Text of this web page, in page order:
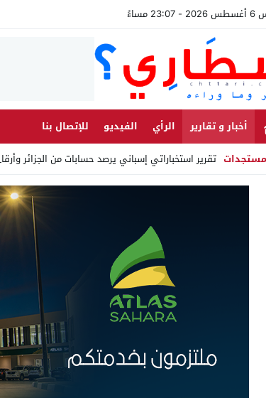
مساءً
أخبار و تقارير الرأي الفيديو
للإتصال بنا
تقرير استخباراتي إسباني يرصد حسابات من الجزائر وأرقاما
Stop